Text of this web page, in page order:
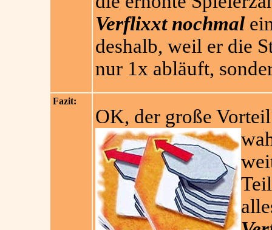
Verflixxt nochmal
deshalb, weil er die
nur 1x abläuft,
Fazit:
OK, der große